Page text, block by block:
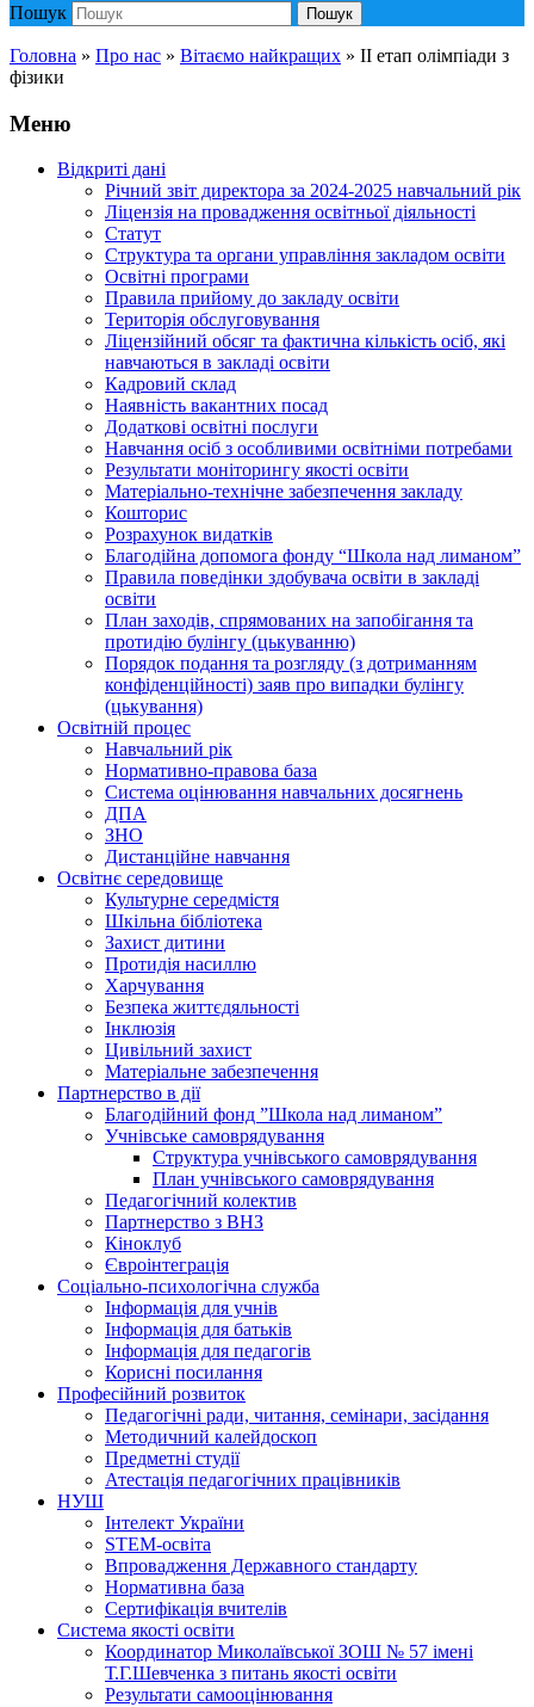
Пошук Пошук
Головна » Про нас » Вітаємо найкращих » ІІ етап олімпіади з
фізики
Меню
Відкриті дані
Річний звіт директора за 2024-2025 навчальний рік
Ліцензія на провадження освітньої діяльності
Статут
Структура та органи управління закладом освіти
Освiтнi програми
Правила прийому до закладу освіти
Територiя обслуговування
Ліцензійний обсяг та фактична кількість осіб, які
навчаються в закладі освіти
Кадровий склад
Наявність вакантних посад
Додатковi освiтнi послуги
Навчання осіб з особливими освітніми потребами
Результати моніторингу якості освіти
Матеріально-технічне забезпечення закладу
Кошторис
Розрахунок видатків
Благодійна допомога фонду “Школа над лиманом”
Правила поведінки здобувача освіти в закладі
освіти
План заходів, спрямованих на запобігання та
протидію булінгу (цькуванню)
Порядок подання та розгляду (з дотриманням
конфіденційності) заяв про випадки булінгу
(цькування)
Освітній процес
Навчальний рік
Нормативно-правова база
Система оцінювання навчальних досягнень
ДПА
ЗНО
Дистанційне навчання
Освітнє середовище
Культурне середмістя
Шкільна бібліотека
Захист дитини
Протидія насиллю
Харчування
Безпека життєдяльності
Інклюзія
Цивільний захист
Матеріальне забезпечення
Партнерство в дії
Благодійний фонд ”Школа над лиманом”
Учнівське самоврядування
Структура учнiвського самоврядування
План учнiвського самоврядування
Педагогічний колектив
Партнерство з ВНЗ
Кіноклуб
Євроінтеграція
Соціально-психологічна служба
Інформація для учнів
Інформація для батьків
Інформація для педагогів
Корисні посилання
Професійний розвиток
Педагогічні ради, читання, семінари, засідання
Методичний калейдоскоп
Предметні студії
Атестація педагогічних працівників
НУШ
Інтелект України
STEM-освіта
Впровадження Державного стандарту
Нормативна база
Сертифікація вчителів
Система якості освіти
Координатор Миколаївської ЗОШ № 57 імені
Т.Г.Шевченка з питань якості освіти
Результати самооцінювання